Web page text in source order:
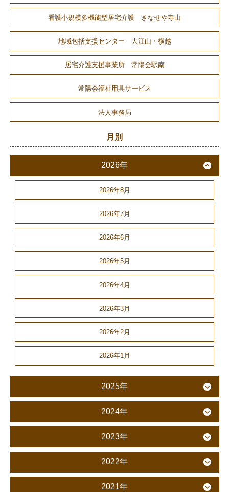
看護小規模多機能型居宅介護 きなせや寺山
地域包括支援センター 大江山・横越
居宅介護支援事業所 常陽会駅南
常陽会福祉用具サービス
法人事務局
月別
2026年
2026年8月
2026年7月
2026年6月
2026年5月
2026年4月
2026年3月
2026年2月
2026年1月
2025年
2024年
2023年
2022年
2021年